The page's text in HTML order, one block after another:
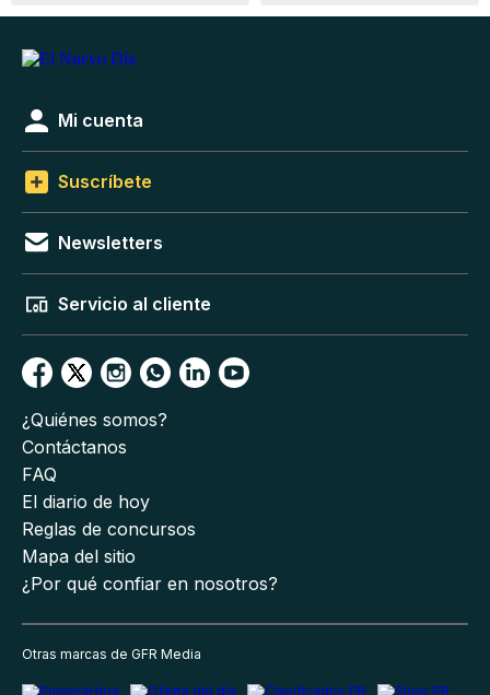
Mi cuenta
Suscríbete
Newsletters
Servicio al cliente
¿Quiénes somos?
Contáctanos
FAQ
El diario de hoy
Reglas de concursos
Mapa del sitio
¿Por qué confiar en nosotros?
Otras marcas de GFR Media